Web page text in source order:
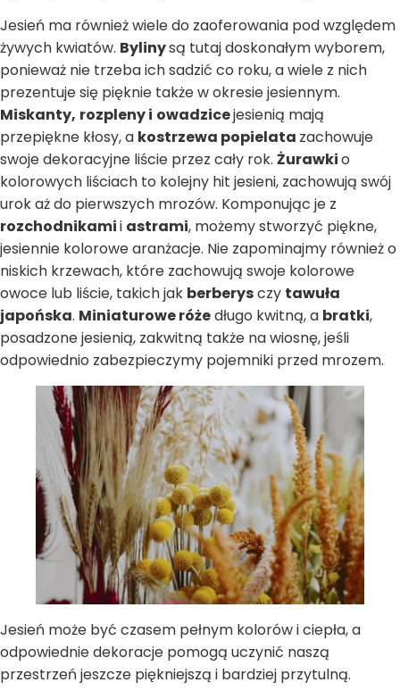
Jesień ma również wiele do zaoferowania pod względem
żywych kwiatów. Bylinysą tutaj doskonałym wyborem,
ponieważ nie trzeba ich sadzić co roku, a wiele z nich
prezentuje się pięknie także w okresie jesiennym.
Miskanty, rozpleny i owadzicejesienią mają
przepiękne kłosy, a kostrzewa popielata zachowuje
swoje dekoracyjne liście przez cały rok. Żurawkio
kolorowych liściach to kolejny hit jesieni, zachowują swój
urok aż do pierwszych mrozów. Komponując je z
rozchodnikamii astrami, możemy stworzyć piękne,
jesiennie kolorowe aranżacje. Nie zapominajmy również o
niskich krzewach, które zachowują swoje kolorowe
owoce lub liście, takich jak berberysczy tawuła
japońska. Miniaturowe różedługo kwitną, a bratki,
posadzone jesienią, zakwitną także na wiosnę, jeśli
odpowiednio zabezpieczymy pojemniki przed mrozem.
Jesień może być czasem pełnym kolorów i ciepła, a
odpowiednie dekoracje pomogą uczynić naszą
przestrzeń jeszcze piękniejszą i bardziej przytulną.